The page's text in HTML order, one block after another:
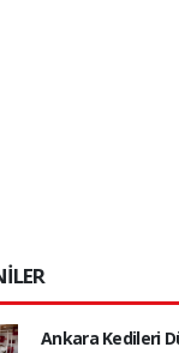
Ankara Kedileri